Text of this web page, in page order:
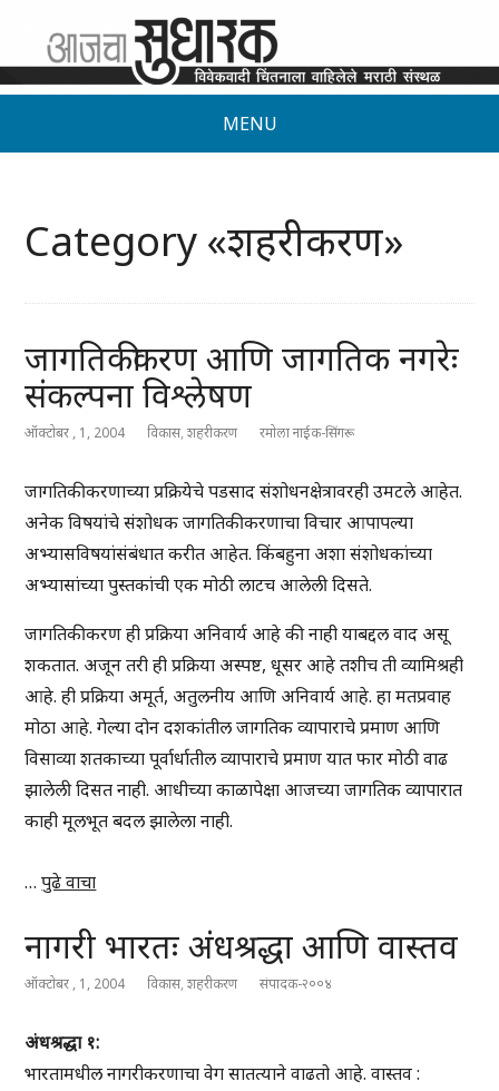
MENU
Category «शहरीकरण»
जागतिकीकरण आणि जागतिक नगरेः
संकल्पना विश्लेषण
ऑक्टोबर , 1, 2004 विकास,शहरीकरण रमोला नाईक-सिंगरू
जागतिकीकरणाच्या प्रक्रियेचे पडसाद संशोधनक्षेत्रावरही उमटले आहेत.
अनेक विषयांचे संशोधक जागतिकीकरणाचा विचार आपापल्या
अभ्यासविषयांसंबंधात करीत आहेत. किंबहुना अशा संशोधकांच्या
अभ्यासांच्या पुस्तकांची एक मोठी लाटच आलेली दिसते.
जागतिकीकरण ही प्रक्रिया अनिवार्य आहे की नाही याबद्दल वाद असू
शकतात. अजून तरी ही प्रक्रिया अस्पष्ट, धूसर आहे तशीच ती व्यामिश्रही
आहे. ही प्रक्रिया अमूर्त, अतुलनीय आणि अनिवार्य आहे. हा मतप्रवाह
मोठा आहे. गेल्या दोन दशकांतील जागतिक व्यापाराचे प्रमाण आणि
विसाव्या शतकाच्या पूर्वार्धातील व्यापाराचे प्रमाण यात फार मोठी वाढ
झालेली दिसत नाही. आधीच्या काळापेक्षा आजच्या जागतिक व्यापारात
काही मूलभूत बदल झालेला नाही.
…पुढे वाचा
नागरी भारतः अंधश्रद्धा आणि वास्तव
ऑक्टोबर , 1, 2004 विकास,शहरीकरण संपादक-२००४
अंधश्रद्धा १:
भारतामधील नागरीकरणाचा वेग सातत्याने वाढतो आहे. वास्तव :